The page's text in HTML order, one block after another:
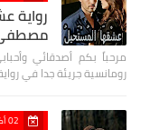
رواية
رومانسية جريئة جدا في
02 أكتوبر 2018